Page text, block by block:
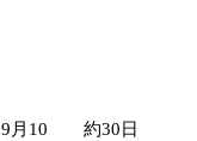
9月10
約30日